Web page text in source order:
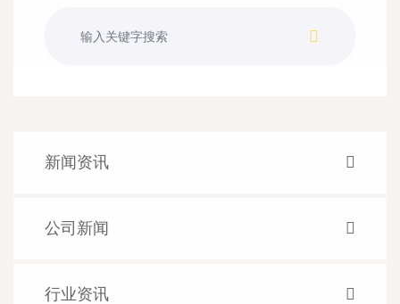
新闻资讯
公司新闻
行业资讯